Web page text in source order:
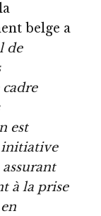
belge a
de
est
initiative
à la prise